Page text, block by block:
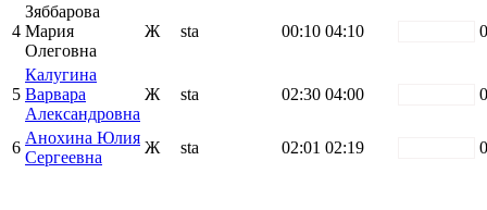
4
Зяббарова
Мария
Олеговна
Ж sta 00:10 04:10 0
5
Калугина
Варвара
Александровна
Ж sta 02:30 04:00 0
6
Анохина Юлия
Сергеевна
Ж sta 02:01 02:19
0